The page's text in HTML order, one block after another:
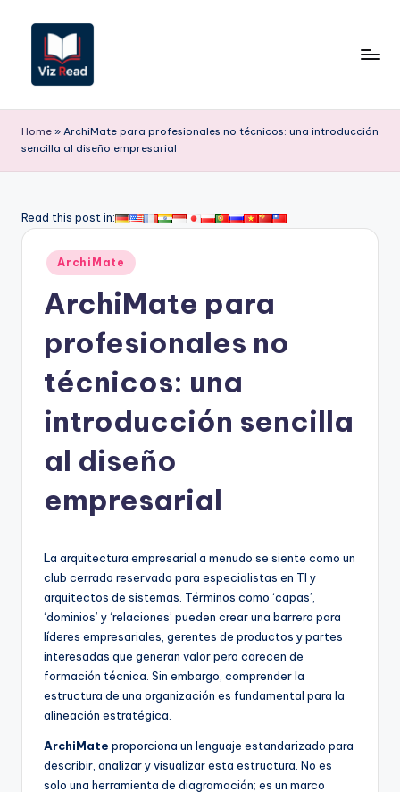
contenido
iz
R
a
ni
o
w
&
Home » ArchiMate para profesionales no técnicos: una introducción
sencilla al diseño empresarial
Read this post in:
Publicado
en
ArchiMate
ArchiMate para
profesionales no
técnicos: una
introducción sencilla
al diseño
empresarial
La arquitectura empresarial a menudo se siente como un
club cerrado reservado para especialistas en TI y
arquitectos de sistemas. Términos como ‘capas’,
‘dominios’ y ‘relaciones’ pueden crear una barrera para
líderes empresariales, gerentes de productos y partes
interesadas que generan valor pero carecen de
formación técnica. Sin embargo, comprender la
estructura de una organización es fundamental para la
alineación estratégica.
ArchiMate proporciona un lenguaje estandarizado para
describir, analizar y visualizar esta estructura. No es
solo una herramienta de diagramación; es un marco